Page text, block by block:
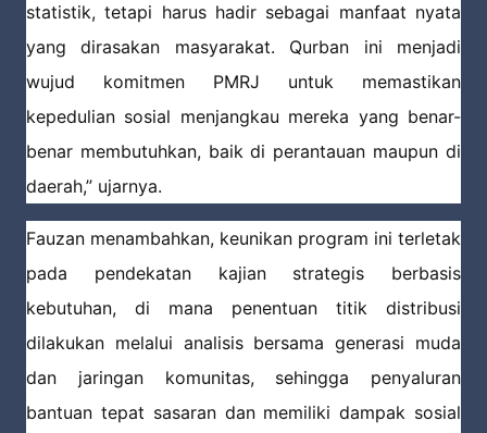
statistik, tetapi harus hadir sebagai manfaat nyata
yang dirasakan masyarakat. Qurban ini menjadi
wujud komitmen PMRJ untuk memastikan
kepedulian sosial menjangkau mereka yang benar-
benar membutuhkan, baik di perantauan maupun di
daerah,” ujarnya.
Fauzan menambahkan, keunikan program ini terletak
pada pendekatan kajian strategis berbasis
kebutuhan, di mana penentuan titik distribusi
dilakukan melalui analisis bersama generasi muda
dan jaringan komunitas, sehingga penyaluran
bantuan tepat sasaran dan memiliki dampak sosial